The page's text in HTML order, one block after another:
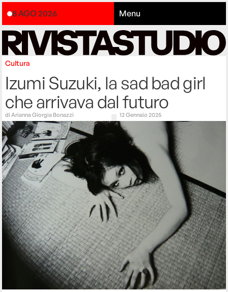
8 AGO 2026 Menu
Cultura
Izumi Suzuki, la sad bad girl
che arrivava dal futuro
diArianna Giorgia Bonazzi 12 Gennaio 2025